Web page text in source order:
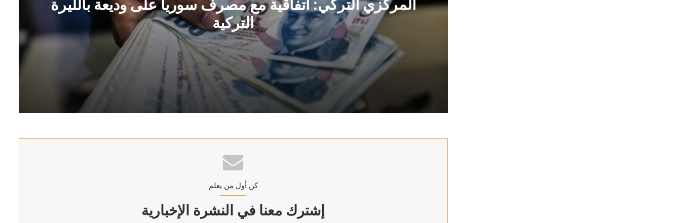
المركزي التركي: اتفاقية مع مصرف سوريا على وديعة بالليرة
التركية
المركزي التركي: اتفاقية مع مصرف سوريا على وديعة بالليرة التركية
ترامب: سنضرب إيران بقوة وهم يعرفون ذلك
كن أول من يعلم
إشترك معنا في النشرة الإخبارية